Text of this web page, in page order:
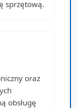
sprzętową.
oraz
obsługę